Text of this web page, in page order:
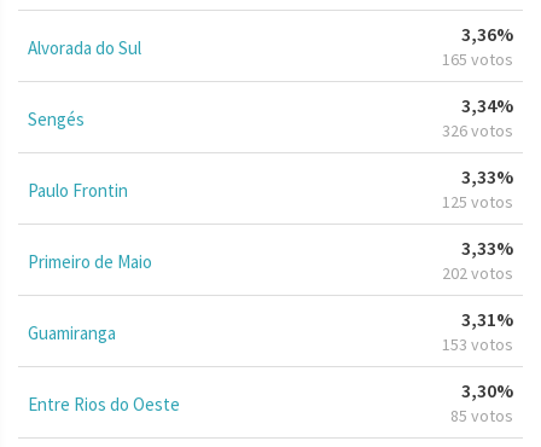
Alvorada do Sul
3,36%
165 votos
Sengés
3,34%
326 votos
Paulo Frontin
3,33%
125 votos
Primeiro de Maio
3,33%
202 votos
Guamiranga
3,31%
153 votos
Entre Rios do Oeste
3,30%
85 votos